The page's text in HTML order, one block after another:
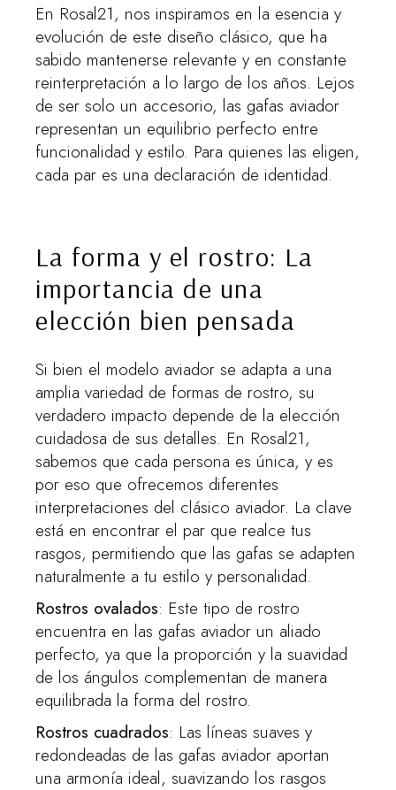
En Rosal21, nos inspiramos en la esencia y
evolución de este diseño clásico, que ha
sabido mantenerse relevante y en constante
reinterpretación a lo largo de los años. Lejos
de ser solo un accesorio, las gafas aviador
representan un equilibrio perfecto entre
funcionalidad y estilo. Para quienes las eligen,
cada par es una declaración de identidad.
La forma y el rostro: La
importancia de una
elección bien pensada
Si bien el modelo aviador se adapta a una
amplia variedad de formas de rostro, su
verdadero impacto depende de la elección
cuidadosa de sus detalles. En Rosal21,
sabemos que cada persona es única, y es
por eso que ofrecemos diferentes
interpretaciones del clásico aviador. La clave
está en encontrar el par que realce tus
rasgos, permitiendo que las gafas se adapten
naturalmente a tu estilo y personalidad.
Rostros ovalados: Este tipo de rostro
encuentra en las gafas aviador un aliado
perfecto, ya que la proporción y la suavidad
de los ángulos complementan de manera
equilibrada la forma del rostro.
Rostros cuadrados: Las líneas suaves y
redondeadas de las gafas aviador aportan
una armonía ideal, suavizando los rasgos